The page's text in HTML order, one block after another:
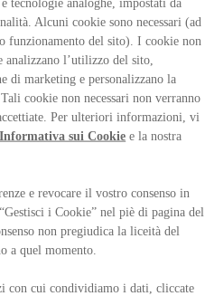
Alcuni cookie sono necessari (ad
funzionamento del sito). I cookie non
analizzano l’utilizzo del sito,
di marketing e personalizzano la
cookie non necessari non verranno
Per ulteriori informazioni, vi
Informativa sui Cookie e la nostra
e revocare il vostro consenso in
i Cookie” nel piè di pagina del
non pregiudica la liceità del
a quel momento.
con cui condividiamo i dati, cliccate